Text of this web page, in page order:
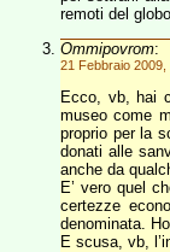
remoti del
Ommipovrom:
21 Febbraio 2009,
Ecco, vb, hai
museo come
proprio per la
donati alle
anche da
E’ vero quel
certezze
denominata.
E scusa, vb,